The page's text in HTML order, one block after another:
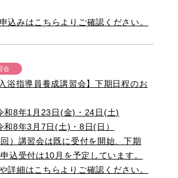
込みはこちらよりご確認ください。
会
浴指導員養成講習会】下期日程のお
和8年1月23日(金)・24日(土)
和8年3月7日(土)・8日(日）
）講習会は既に受付を開始、下期
込受付は10月を予定しています。
詳細はこちらよりご確認ください。